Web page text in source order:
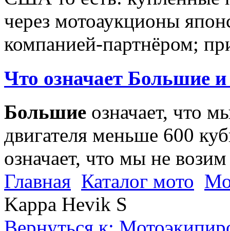
через мотоаукционы
компанией-партнёром;
Что означает Большие
Большие означает, что
двигателя меньше 600
означает, что мы не
Главная Каталог мото
Kappa Hevik S